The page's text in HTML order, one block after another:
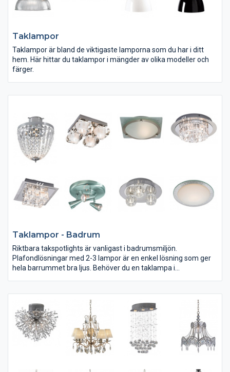
Taklampor
Taklampor är bland de viktigaste lamporna som du har i ditt
hem. Här hittar du taklampor i mängder av olika modeller och
färger.
Taklampor - Badrum
Riktbara takspotlights är vanligast i badrumsmiljön.
Plafondlösningar med 2-3 lampor är en enkel lösning som ger
hela barrummet bra ljus. Behöver du en taklampa i